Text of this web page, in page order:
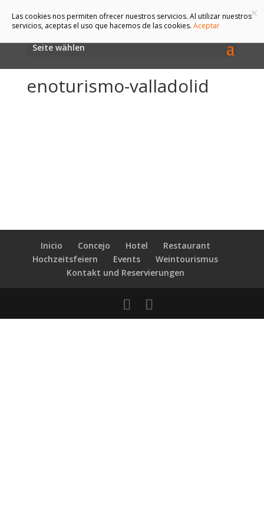
Seite wählen
enoturismo-valladolid
Inicio Concejo Hotel
Restaurant
Hochzeitsfeiern
Events
Weintourismus
Kontakt und Reservierungen
×
Las cookies nos permiten ofrecer nuestros servicios. Al utilizar nuestros
servicios, aceptas el uso que hacemos de las cookies. Aceptar